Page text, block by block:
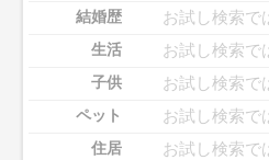
結婚歴 お試し検索で
生活 お試し検索で
子供 お試し検索で
ペット お試し検索で
住居 お試し検索で